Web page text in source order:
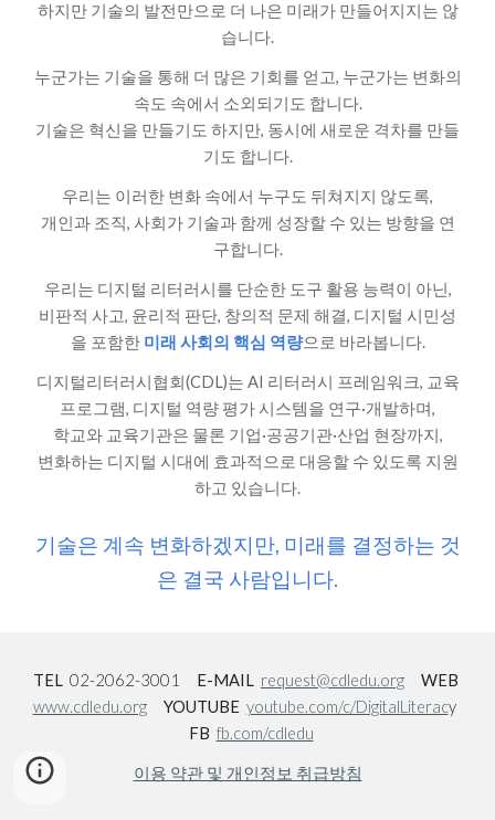
하지만 기술의 발전만으로 더 나은 미래가 만들어지지는 않
습니다.
누군가는 기술을 통해 더 많은 기회를 얻고, 누군가는 변화의
속도 속에서 소외되기도 합니다.
기술은 혁신을 만들기도 하지만, 동시에 새로운 격차를 만들
기도 합니다.
우리는 이러한 변화 속에서 누구도 뒤쳐지지 않도록,
개인과 조직, 사회가 기술과 함께 성장할 수 있는 방향을 연
구합니다.
우리는 디지털 리터러시를 단순한 도구 활용 능력이 아닌,
비판적 사고, 윤리적 판단, 창의적 문제 해결, 디지털 시민성
을 포함한 미래 사회의 핵심 역량으로 바라봅니다.
디지털리터러시협회(CDL)는 AI 리터러시 프레임워크, 교육
프로그램, 디지털 역량 평가 시스템을 연구·개발하며,
학교와 교육기관은 물론 기업·공공기관·산업 현장까지,
변화하는 디지털 시대에 효과적으로 대응할 수 있도록 지원
하고 있습니다.
기술은 계속 변화하겠지만, 미래를 결정하는 것
은 결국 사람입니다.
TEL 02-2062-3001 E-MAIL request@cdledu.org
WEB
www.cdledu.org
YOUTUBE youtube.com/c/DigitalLiteracy
FB fb.com/cdledu
이용 약관 및 개인정보 취급방침